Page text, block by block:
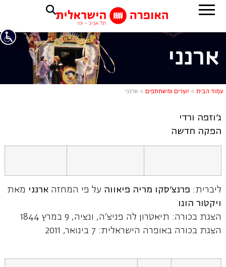
ארנני
ארנני
עמוד הבית > יוצרים ומשתתפים > ארנני
ג'וזפה ורדי
הפקה חדשה
ליברית: פרנצ'סקו מריה פיאווה על פי המחזה ארנני מאת
ויקטור הוגו
הצגת בכורה: תיאטרון לה פניצ'ה, ונציה, 9 במרץ 1844
הצגת בכורה באופרה הישראלית: 7 בינואר, 2011